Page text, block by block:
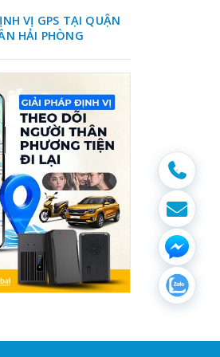
VỊ GPS TẠI QUẬN
HẢI PHÒNG